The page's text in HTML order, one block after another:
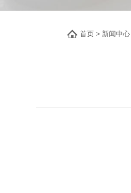
首页 > 新闻中心